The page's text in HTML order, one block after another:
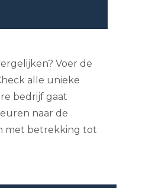
Voer de
alle unieke
bedrijf gaat
naar de
met betrekking tot